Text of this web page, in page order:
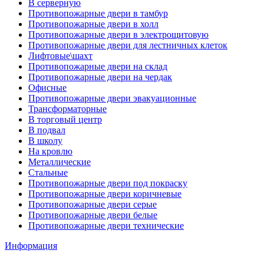
В серверную
Противопожарные двери в тамбур
Противопожарные двери в холл
Противопожарные двери в электрощитовую
Противопожарные двери для лестничных клеток
Лифтовые\шахт
Противопожарные двери на склад
Противопожарные двери на чердак
Офисные
Противопожарные двери эвакуационные
Трансформаторные
В торговый центр
В подвал
В школу
На кровлю
Металлические
Стальные
Противопожарные двери под покраску
Противопожарные двери коричневые
Противопожарные двери серые
Противопожарные двери белые
Противопожарные двери технические
Информация